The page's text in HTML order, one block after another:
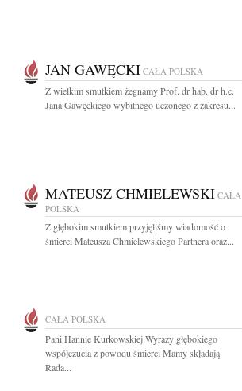
JAN GAWĘCKI CAŁA POLSKA
Z wielkim smutkiem żegnamy Prof. dr hab. dr h.c.
Jana Gawęckiego wybitnego uczonego z zakresu...
MATEUSZ CHMIELEWSKI CAŁA
POLSKA
Z głębokim smutkiem przyjęliśmy wiadomość o
śmierci Mateusza Chmielewskiego Partnera oraz...
CAŁA POLSKA
Pani Hannie Kurkowskiej Wyrazy głębokiego
współczucia z powodu śmierci Mamy składają
Rada...